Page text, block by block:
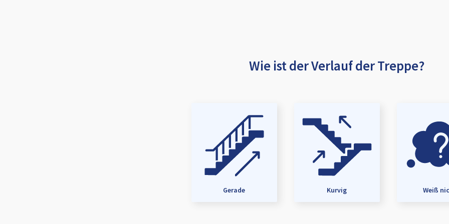
Wie ist der Verlauf der Treppe?
Gerade Kurvig Weiß